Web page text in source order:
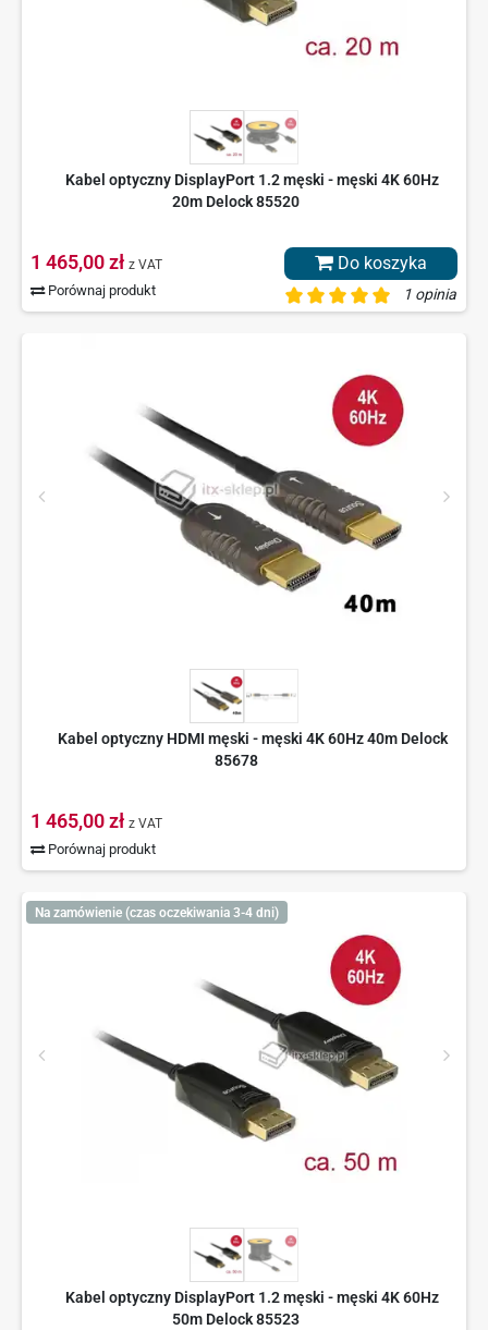
1 opinia
Kabel optyczny DisplayPort 1.2 męski - męski 4K 60Hz
20m Delock 85520
1 465,00 zł z VAT
Porównaj produkt
Do koszyka
Kabel optyczny HDMI męski - męski 4K 60Hz 40m Delock
85678
1 465,00 zł z VAT
Porównaj produkt
Na zamówienie (czas oczekiwania 3-4 dni)
Kabel optyczny DisplayPort 1.2 męski - męski 4K 60Hz
50m Delock 85523